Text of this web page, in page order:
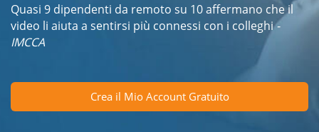
Quasi 9 dipendenti da remoto su 10 affermano che il
video li aiuta a sentirsi più connessi con i colleghi-
IMCCA
Crea il Mio Account Gratuito